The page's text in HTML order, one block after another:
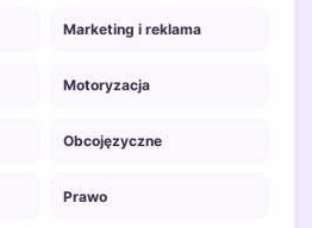
Marketing i reklama
Motoryzacja
Obcojęzyczne
Prawo